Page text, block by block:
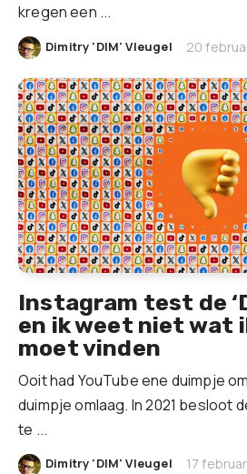
kregen een ...
Dimitry 'DIM' Vleugel 20
Instagram test de
en ik weet niet wat
moet vinden
Ooit had YouTube ene duimpje
duimpje omlaag. In 2021 besloot
te ...
Dimitry 'DIM' Vleugel 17